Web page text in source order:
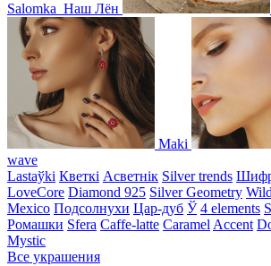
Salomka Наш Лён
Maki
wave
Lastaўki Кветкі Асветнiк Silver trends
LoveCore Diamond 925 Silver Geometry
Mexico Подсолнухи Цар-дуб Ў 4 elements
Ромашки Sfera Caffe-latte Caramel Accent
Mystic
Все украшения